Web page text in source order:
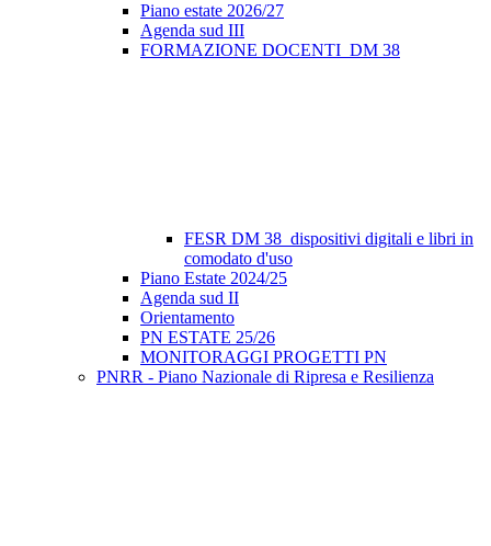
Piano estate 2026/27
Agenda sud III
FORMAZIONE DOCENTI_DM 38
FESR DM 38_dispositivi digitali e libri in
comodato d'uso
Piano Estate 2024/25
Agenda sud II
Orientamento
PN ESTATE 25/26
MONITORAGGI PROGETTI PN
PNRR - Piano Nazionale di Ripresa e Resilienza